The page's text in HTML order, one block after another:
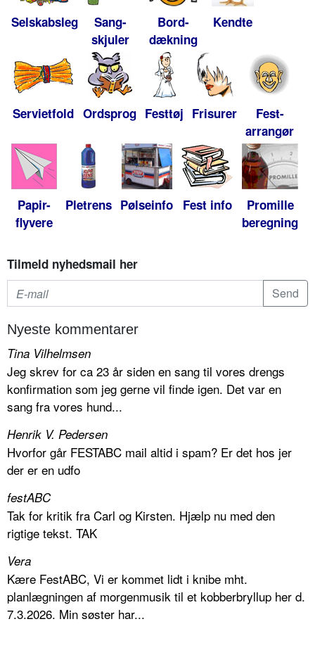
Selskabsleg
Sang-
skjuler
Bord-
dækning
Kendte
Servietfold Ordsprog Festtøj Frisurer
Fest-
arrangør
Papir-
flyvere
Pletrens Pølseinfo Fest info
Promille
beregning
Tilmeld nyhedsmail her
Nyeste kommentarer
Tina Vilhelmsen
Jeg skrev for ca 23 år siden en sang til vores drengs
konfirmation som jeg gerne vil finde igen. Det var en
sang fra vores hund...
Henrik V. Pedersen
Hvorfor går FESTABC mail altid i spam? Er det hos jer
der er en udfo
festABC
Tak for kritik fra Carl og Kirsten. Hjælp nu med den
rigtige tekst. TAK
Vera
Kære FestABC, Vi er kommet lidt i knibe mht.
planlægningen af morgenmusik til et kobberbryllup her d.
7.3.2026. Min søster har...